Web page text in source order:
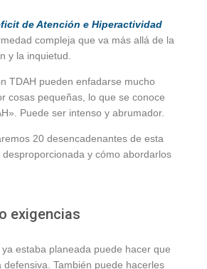
de Atención e Hiperactividad
compleja que va más allá de la
y la inquietud.
TDAH pueden enfadarse mucho
cosas pequeñas, lo que se conoce
Puede ser intenso y abrumador.
20 desencadenantes de esta
y cómo abordarlos
exigencias
estaba planeada puede hacer que
También puede hacerles